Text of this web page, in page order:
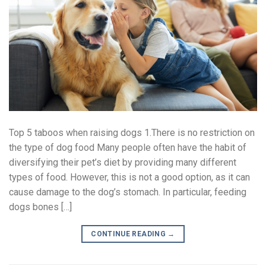
Top 5 taboos when raising dogs 1.There is no restriction on
the type of dog food Many people often have the habit of
diversifying their pet’s diet by providing many different
types of food. However, this is not a good option, as it can
cause damage to the dog’s stomach. In particular, feeding
dogs bones […]
CONTINUE READING →